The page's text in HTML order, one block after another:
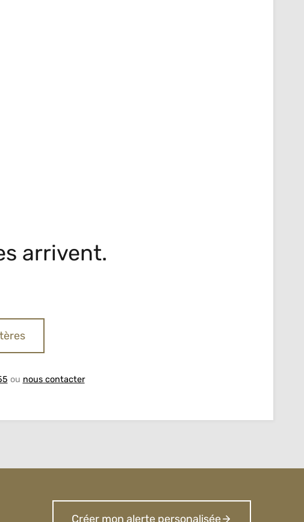
arrivent.
ou nous contacter
Créer mon alerte personalisée